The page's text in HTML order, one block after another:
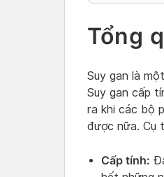
Tổng
Suy gan là
Suy gan cấp
ra khi các bộ
được nữa. Cụ
Cấp tính: